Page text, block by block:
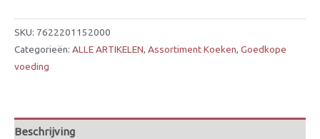
SKU: 7622201152000
Categorieën: ALLE ARTIKELEN, Assortiment Koeken, Goedkope
voeding
Beschrijving